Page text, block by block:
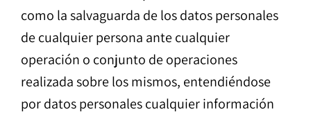
como la salvaguarda de los datos personales
de cualquier persona ante cualquier
operación o conjunto de operaciones
realizada sobre los mismos, entendiéndose
por datos personales cualquier información